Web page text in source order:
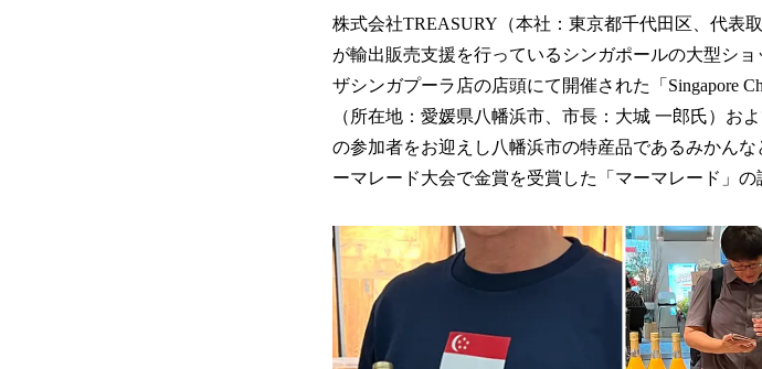
株式会社TREASURY（本社：東京都千代田区、代表
が輸出販売支援を行っているシンガポールの大型シ
ザシンガプーラ店の店頭にて開催された「Singapore
（所在地：愛媛県八幡浜市、市長：大城 一郎氏）お
の参加者をお迎えし八幡浜市の特産品であるみかん
ーマレード大会で金賞を受賞した「マーマレード」の